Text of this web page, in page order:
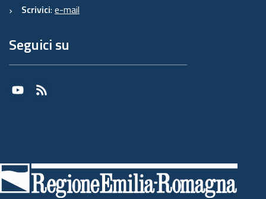
Scrivici: e-mail
Seguici su
Youtube
RSS